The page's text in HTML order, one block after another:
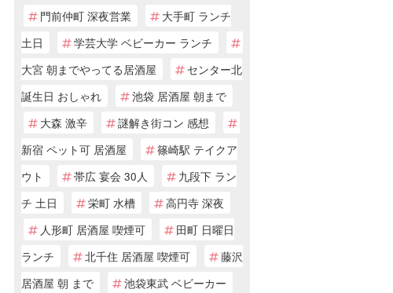
門前仲町 深夜営業
大手町 ランチ
土日
学芸大学 ベビーカー ランチ
大宮 朝までやってる居酒屋
センター北
誕生日 おしゃれ
池袋 居酒屋 朝まで
大森 激辛
謎解き街コン 感想
新宿 ペット可 居酒屋
篠崎駅 テイクア
ウト
帯広 宴会 30人
九段下 ラン
チ 土日
栄町 水槽
高円寺 深夜
人形町 居酒屋 喫煙可
田町 日曜日
ランチ
北千住 居酒屋 喫煙可
藤沢
居酒屋 朝 まで
池袋東武 ベビーカー